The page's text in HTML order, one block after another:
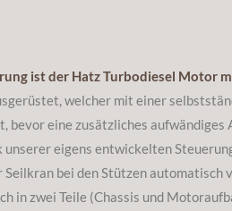
ist der Hatz Turbodiesel Motor
welcher mit einer
bevor eine zusätzliches
eigens entwickelten
Seilkran bei den Stützen
in zwei Teile (Chassis und